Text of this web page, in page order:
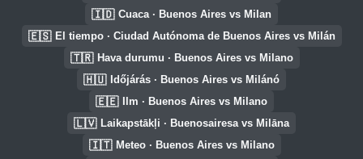
🇮🇩 Cuaca · Buenos Aires vs Milan
🇪🇸 El tiempo · Ciudad Autónoma de Buenos Aires vs Milán
🇹🇷 Hava durumu · Buenos Aires vs Milano
🇭🇺 Időjárás · Buenos Aires vs Milánó
🇪🇪 Ilm · Buenos Aires vs Milano
🇱🇻 Laikapstākļi · Buenosairesa vs Milāna
🇮🇹 Meteo · Buenos Aires vs Milano